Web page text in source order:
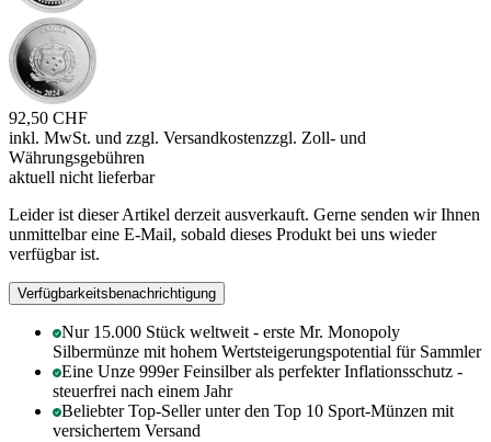
92,50 CHF
inkl. MwSt. und zzgl. Versandkostenzzgl. Zoll- und
Währungsgebühren
aktuell nicht lieferbar
Leider ist dieser Artikel derzeit ausverkauft. Gerne senden wir Ihnen
unmittelbar eine E-Mail, sobald dieses Produkt bei uns wieder
verfügbar ist.
Verfügbarkeitsbenachrichtigung
Nur 15.000 Stück weltweit - erste Mr. Monopoly
Silbermünze mit hohem Wertsteigerungspotential für Sammler
Eine Unze 999er Feinsilber als perfekter Inflationsschutz -
steuerfrei nach einem Jahr
Beliebter Top-Seller unter den Top 10 Sport-Münzen mit
versichertem Versand